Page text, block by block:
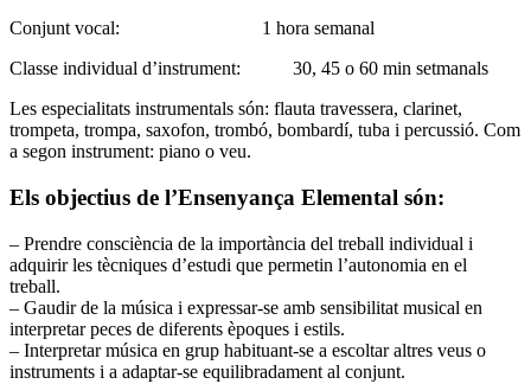
Conjunt vocal: 1 hora semanal
Classe individual d’instrument: 30, 45 o 60 min setmanals
Les especialitats instrumentals són: flauta travessera, clarinet,
trompeta, trompa, saxofon, trombó, bombardí, tuba i percussió. Com
a segon instrument: piano o veu.
Els objectius de l’Ensenyança Elemental són:
– Prendre consciència de la importància del treball individual i
adquirir les tècniques d’estudi que permetin l’autonomia en el
treball.
– Gaudir de la música i expressar-se amb sensibilitat musical en
interpretar peces de diferents èpoques i estils.
– Interpretar música en grup habituant-se a escoltar altres veus o
instruments i a adaptar-se equilibradament al conjunt.